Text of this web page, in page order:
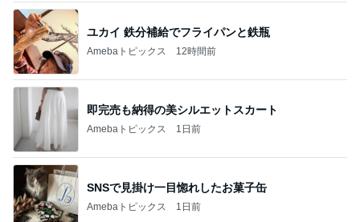
ユカイ 鉄分補給でフライパンと鉄瓶
Amebaトピックス 12時間前
即完売も納得の美シルエットスカート
Amebaトピックス 1日前
SNSで見掛け一目惚れしたお菓子缶
Amebaトピックス 1日前